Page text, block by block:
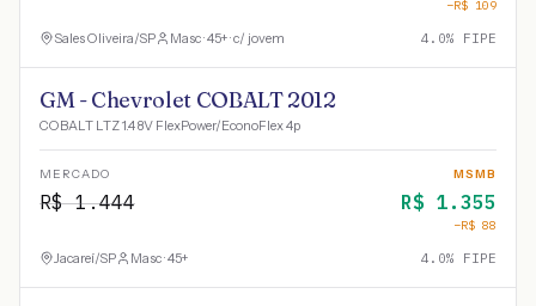
−R$ 109
Sales Oliveira/SP Masc · 45+ · c/ jovem 4.0% FIPE
GM - Chevrolet COBALT 2012
COBALT LTZ 1.4 8V FlexPower/EconoFlex 4p
MERCADO
R$1.444
MSMB
R$ 1.355
−R$ 88
Jacareí/SP Masc · 45+ 4.0% FIPE